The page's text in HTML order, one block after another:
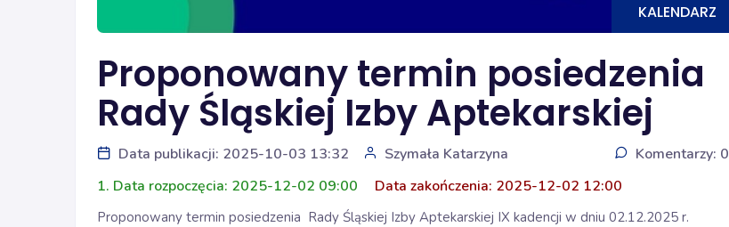
KALENDARZ
Proponowany termin posiedzenia
Rady Śląskiej Izby Aptekarskiej
Data publikacji: 2025-10-03 13:32 Szymała Katarzyna
Komentarzy: 0
1. Data rozpoczęcia: 2025-12-02 09:00
Data zakończenia: 2025-12-02 12:00
Proponowany termin posiedzenia Rady Śląskiej Izby Aptekarskiej IX kadencji w dniu 02.12.2025 r.